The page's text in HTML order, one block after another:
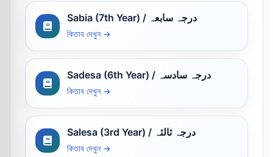
Sabia (7th Year) / درجہ سابعہ
কিতাব দেখুন →
Sadesa (6th Year) / درجہ سادسہ
কিতাব দেখুন →
Salesa (3rd Year) / درجہ ثالثہ
কিতাব দেখুন →